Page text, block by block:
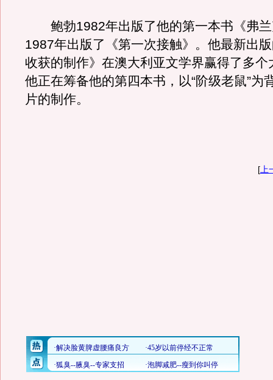
鲍勃1982年出版了他的第一本书《弗兰
1987年出版了《第一次接触》。他最新出
收获的制作》在澳大利亚文学界赢得了多个
他正在筹备他的第四本书，以“阶级老鼠”为
片的制作。
[